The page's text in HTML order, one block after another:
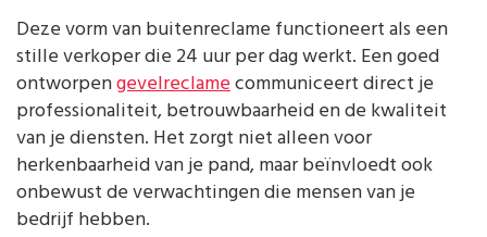
Deze vorm van buitenreclame functioneert als een
stille verkoper die 24 uur per dag werkt. Een goed
ontworpengevelreclamecommuniceert direct je
professionaliteit, betrouwbaarheid en de kwaliteit
van je diensten. Het zorgt niet alleen voor
herkenbaarheid van je pand, maar beïnvloedt ook
onbewust de verwachtingen die mensen van je
bedrijf hebben.